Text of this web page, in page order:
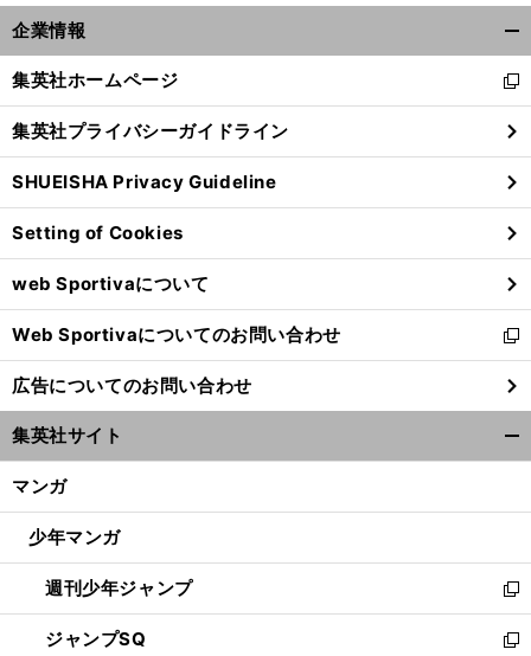
企業情報
閉
る
集英社ホームページ
新
し
い
ウ
ィ
ン
ド
ウ
で
開
く
集英社プライバシーガイドライン
SHUEISHA Privacy Guideline
Setting of Cookies
web Sportivaについて
Web Sportivaについてのお問い合わせ
新
し
い
ウ
ィ
ン
ウ
開
く
広告についてのお問い合わせ
集英社サイト
マンガ
少年マンガ
週刊少年ジャンプ
新
し
い
ジャンプSQ
新